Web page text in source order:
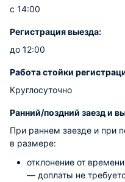
с 14:00
Регистрация выезда:
до 12:00
Работа стойки
Круглосуточно
Ранний/поздний заезд и
При раннем заезде и при
в размере:
отклонение от
— доплаты не